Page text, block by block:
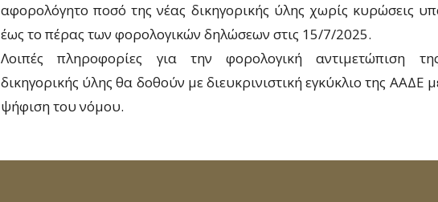
αφορολόγητο ποσό της νέας δικηγορικής ύλης χωρίς κυρώσεις
έως το πέρας των φορολογικών δηλώσεων στις 15/7/2025.
Λοιπές πληροφορίες για την φορολογική αντιμετώπιση
δικηγορικής ύλης θα δοθούν με διευκρινιστική εγκύκλιο της ΑΑΔΕ
ψήφιση του νόμου.